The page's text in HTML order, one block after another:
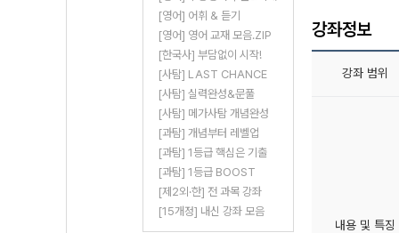
[영어] 어휘 & 듣기
[영어] 영어 교재 모음.ZIP
[한국사] 부담없이 시작!
[사탐] LAST CHANCE
[사탐] 실력완성&문풀
[사탐] 메가사탐 개념완성
[과탐] 개념부터 레벨업
[과탐] 1등급 핵심은 기출
[과탐] 1등급 BOOST
[제2외·한] 전 과목 강좌
[15개정] 내신 강좌 모음
강좌정보
강좌 범위
내용 및 특징